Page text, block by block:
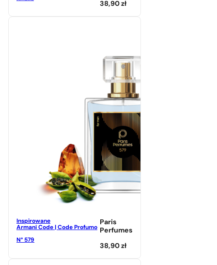
38,90zł
Inspirowane
Armani Code | Code Profumo
N° 579
Paris
Perfumes
38,90zł